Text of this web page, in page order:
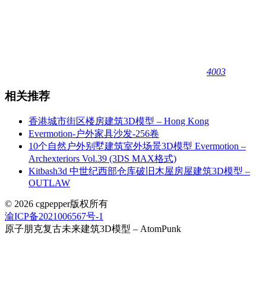
4003
相关推荐
香港城市街区楼房建筑3D模型 – Hong Kong
Evermotion-户外家具沙发-256卷
10个自然户外别墅建筑室外场景3D模型 Evermotion –
Archexteriors Vol.39 (3DS MAX格式)
Kitbash3d 中世纪西部仓库破旧木屋房屋建筑3D模型 –
OUTLAW
© 2026 cgpepper版权所有
渝ICP备2021006567号-1
原子朋克复古未来建筑3D模型 – AtomPunk